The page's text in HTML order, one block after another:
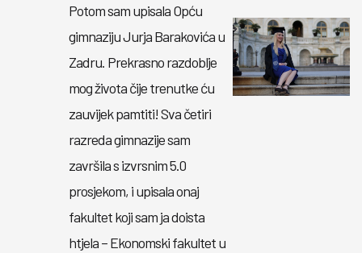
Potom sam upisala Opću
gimnaziju Jurja Barakovića u
Zadru. Prekrasno razdoblje
mog života čije trenutke ću
zauvijek pamtiti! Sva četiri
razreda gimnazije sam
završila s izvrsnim 5.0
prosjekom, i upisala onaj
fakultet koji sam ja doista
htjela – Ekonomski fakultet u